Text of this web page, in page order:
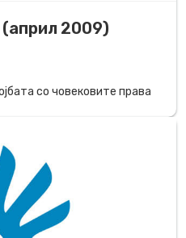
2009)
со човековите права